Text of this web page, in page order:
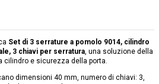
Set di 3 serrature a pomolo 9014, cilindro
3 chiavi per serratura, una soluzione della
cilindro e sicurezza della porta.
dimensioni 40 mm, numero di chiavi: 3,